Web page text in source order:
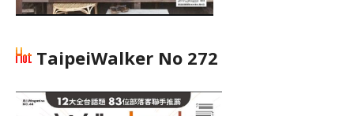
TaipeiWalker No 272